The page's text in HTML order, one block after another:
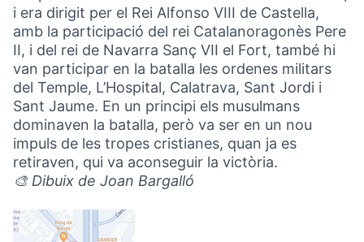
i era dirigit per el Rei Alfonso VIII de Castella,
amb la participació del rei Catalanoragonès Pere
II, i del rei de Navarra Sanç VII el Fort, també hi
van participar en la batalla les ordenes militars
del Temple, L’Hospital, Calatrava, Sant Jordi i
Sant Jaume. En un principi els musulmans
dominaven la batalla, però va ser en un nou
impuls de les tropes cristianes, quan ja es
retiraven, qui va aconseguir la victòria.
🎨 Dibuix de Joan Bargalló